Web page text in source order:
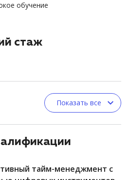
обучение
стаж
Показать все
тайм-менеджмент с